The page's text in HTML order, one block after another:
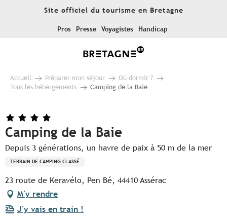
Site officiel du tourisme en Bretagne
Pros Presse Voyagistes Handicap
Accueil Préparer mon séjour
Où dormir ?
Tous les hébergements
Camping de la Baie
Camping de la Baie
Depuis 3 générations, un havre de paix à 50 m de la mer
TERRAIN DE CAMPING CLASSÉ
23 route de Keravélo, Pen Bé, 44410 Assérac
M'y rendre
J'y vais en train !